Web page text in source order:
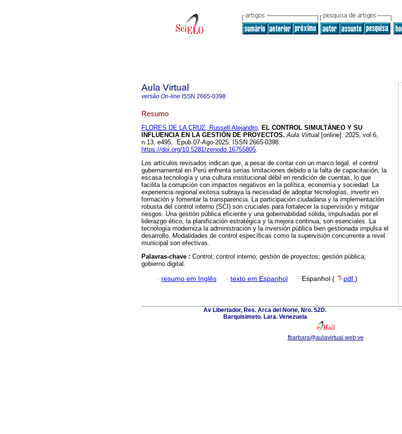
Aula Virtual
versão On-line ISSN 2665-0398
Resumo
FLORES DE LA CRUZ, Russell Alejandro. EL CONTROL SIMULTÁNEO Y SU
INFLUENCIA EN LA GESTIÓN DE PROYECTOS. Aula Virtual [online]. 2025, vol.6,
n.13, e495. Epub 07-Ago-2025. ISSN 2665-0398.
https://doi.org/10.5281/zenodo.16755805.
Los artículos revisados indican que, a pesar de contar con un marco legal, el control
gubernamental en Perú enfrenta serias limitaciones debido a la falta de capacitación, la
escasa tecnología y una cultura institucional débil en rendición de cuentas, lo que
facilita la corrupción con impactos negativos en la política, economía y sociedad. La
experiencia regional exitosa subraya la necesidad de adoptar tecnologías, invertir en
formación y fomentar la transparencia. La participación ciudadana y la implementación
robusta del control interno (SCI) son cruciales para fortalecer la supervisión y mitigar
riesgos. Una gestión pública eficiente y una gobernabilidad sólida, impulsadas por el
liderazgo ético, la planificación estratégica y la mejora continua, son esenciales. La
tecnología moderniza la administración y la inversión pública bien gestionada impulsa el
desarrollo. Modalidades de control específicas como la supervisión concurrente a nivel
municipal son efectivas.
Palavras-chave : Control; control interno; gestión de proyectos; gestión pública;
gobierno digital.
· resumo em Inglês · texto em Espanhol · Espanhol ( pdf )
Av Libertador, Res. Arca del Norte, Nro. 52D.
Barquisimeto. Lara. Venezuela
fbarbara@aulavirtual.web.ve